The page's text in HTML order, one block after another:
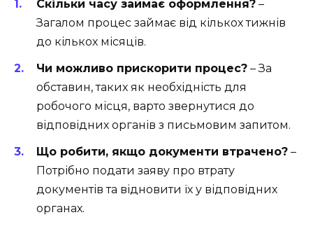
Скільки часу займає оформлення? –
Загалом процес займає від кількох тижнів
до кількох місяців.
Чи можливо прискорити процес? – За
обставин, таких як необхідність для
робочого місця, варто звернутися до
відповідних органів з письмовим запитом.
Що робити, якщо документи втрачено? –
Потрібно подати заяву про втрату
документів та відновити їх у відповідних
органах.